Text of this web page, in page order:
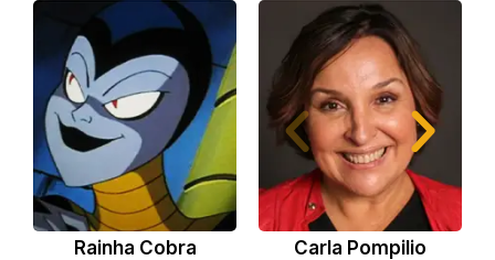
Rainha Cobra Carla Pompilio